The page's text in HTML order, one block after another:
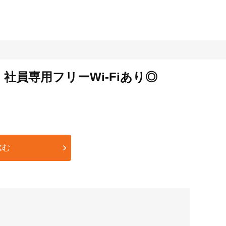
員専用フリーWi-Fiあり◎
む